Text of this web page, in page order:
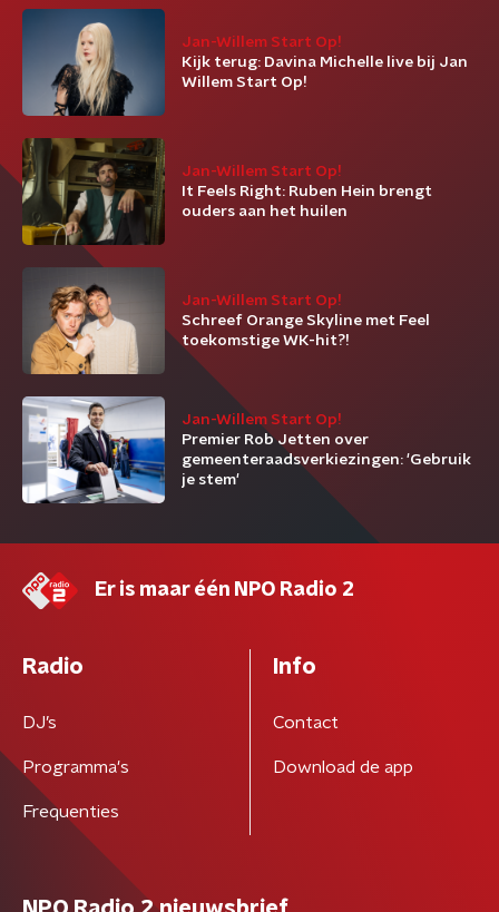
Jan-Willem Start Op!
Kijk terug: Davina Michelle live bij Jan
Willem Start Op!
Jan-Willem Start Op!
It Feels Right: Ruben Hein brengt
ouders aan het huilen
Jan-Willem Start Op!
Schreef Orange Skyline met Feel
toekomstige WK-hit?!
Jan-Willem Start Op!
Premier Rob Jetten over
gemeenteraadsverkiezingen: 'Gebruik
je stem'
Er is maar één NPO Radio 2
Radio
DJ’s
Programma's
Frequenties
Info
Contact
Download de app